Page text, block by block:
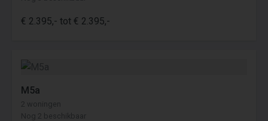
€ 2.395,- tot € 2.395,-
M5a
2 woningen
Nog 2 beschikbaar